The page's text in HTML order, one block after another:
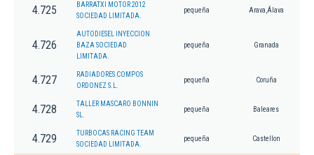
4.725
BARRATXI MOTOR 2012
SOCIEDAD LIMITADA.
pequeña Arava,Álava
4.726
AUTODIESEL INYECCION
BAZA SOCIEDAD
LIMITADA.
pequeña Granada
4.727
RADIADORES COMPOS
ORDONEZ S.L.
pequeña Coruña
4.728
TALLER MASCARO BONNIN
SL.
pequeña Baleares
4.729
TURBOCAS RACING TEAM
SOCIEDAD LIMITADA.
pequeña Castellon